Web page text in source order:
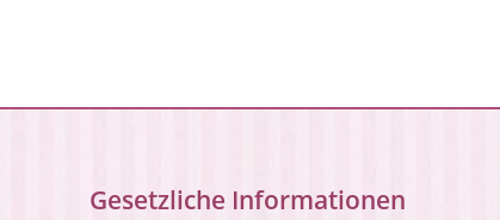
Gesetzliche Informationen